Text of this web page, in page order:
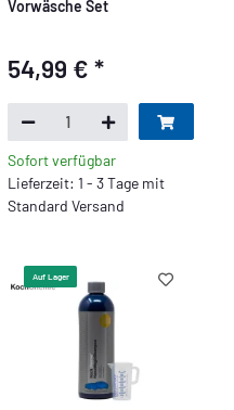
Vorwäsche Set
54,99 € *
Sofort verfügbar
Lieferzeit: 1 - 3 Tage mit
Standard Versand
Auf Lager